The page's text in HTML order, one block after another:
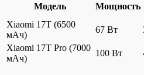
Модель Мощность
Xiaomi 17T (6500
мАч)
67 Вт
Xiaomi 17T Pro (7000
мАч)
100 Вт